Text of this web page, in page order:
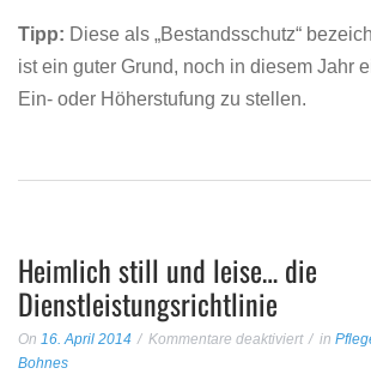
Tipp: Diese als „Bestandsschutz“
ist ein guter Grund, noch in diesem Jahr
Ein- oder Höherstufung zu stellen.
Heimlich still und leise… die
Dienstleistungsrichtlinie
On 16. April 2014 Kommentare deaktiviertfür in
Bohnes